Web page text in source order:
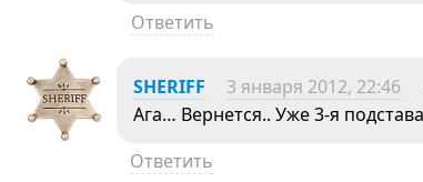
Ответить
SHERIFF 3 января 2012, 22:46
Ага… Вернется.. Уже 3-я
Ответить